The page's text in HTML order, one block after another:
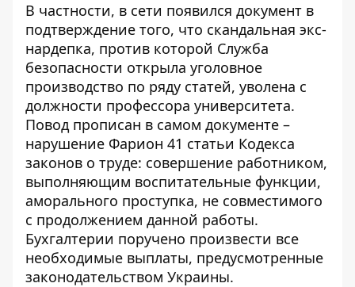
В частности, в сети появился документ в
подтверждение того, что скандальная экс-
нардепка, против которой Служба
безопасности открыла уголовное
производство по ряду статей, уволена с
должности профессора университета.
Повод прописан в самом документе –
нарушение Фарион 41 статьи Кодекса
законов о труде: совершение работником,
выполняющим воспитательные функции,
аморального проступка, не совместимого
с продолжением данной работы.
Бухгалтерии поручено произвести все
необходимые выплаты, предусмотренные
законодательством Украины.